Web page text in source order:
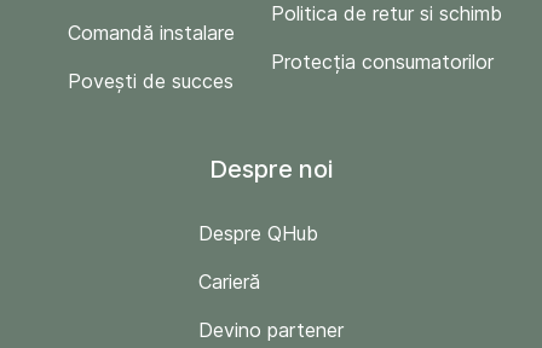
Comandă instalare
Povești de succes
Politica de retur si schimb
Protecția consumatorilor
Despre noi
Despre QHub
Carieră
Devino partener